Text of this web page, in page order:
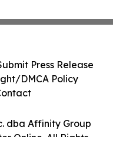
dba Affinity Group
Online. All Rights
Press Release
DMCA Policy